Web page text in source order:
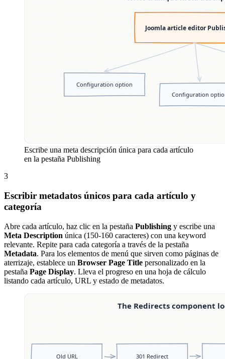
Escribe una meta descripción única para cada artículo
en la pestaña Publishing
3
Escribir metadatos únicos para cada artículo y
categoría
Abre cada artículo, haz clic en la pestaña Publishing y escribe una
Meta Description única (150-160 caracteres) con una keyword
relevante. Repite para cada categoría a través de la pestaña
Metadata. Para los elementos de menú que sirven como páginas de
aterrizaje, establece un Browser Page Title personalizado en la
pestaña Page Display. Lleva el progreso en una hoja de cálculo
listando cada artículo, URL y estado de metadatos.